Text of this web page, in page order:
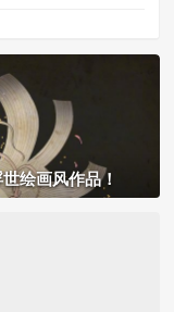
绘画风作品！